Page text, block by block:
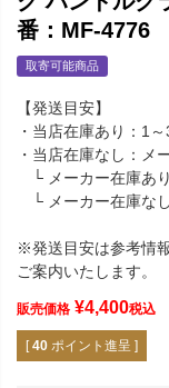
番：MF-4776
取寄可能商品
【発送目安】
・当店在庫あり：1
・当店在庫なし：メ
└ メーカー在庫あ
└ メーカー在庫な
※発送目安は参考情
ご案内いたします。
販売価格 ¥4,400税込
[ 40 ポイント進呈 ]